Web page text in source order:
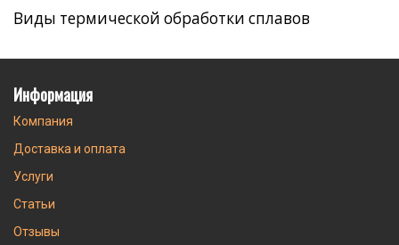
Виды термической обработки сплавов
Информация
Компания
Доставка и оплата
Услуги
Статьи
Отзывы